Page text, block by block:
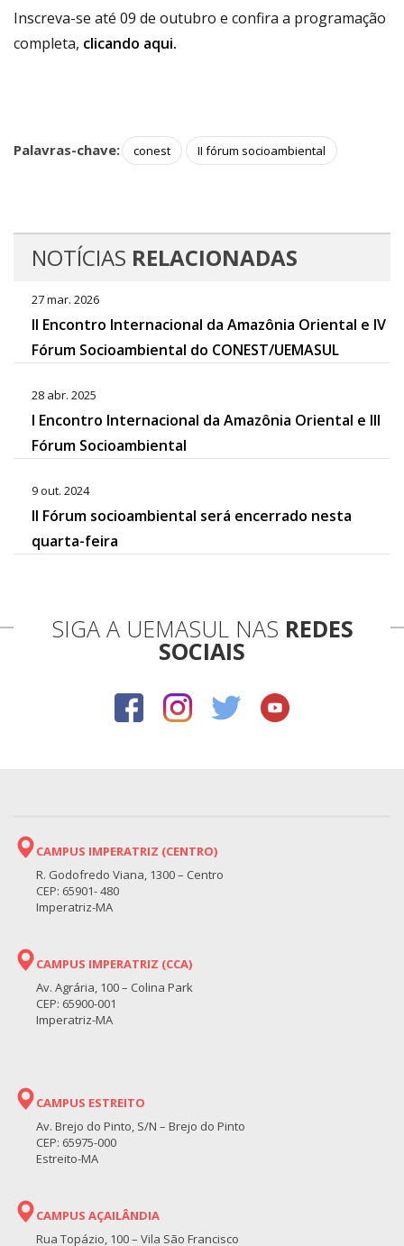
Inscreva-se até 09 de outubro e confira a programação
completa, clicando aqui.
Palavras-chave: conest II fórum socioambiental
NOTÍCIAS RELACIONADAS
27 mar. 2026
II Encontro Internacional da Amazônia Oriental e IV
Fórum Socioambiental do CONEST/UEMASUL
28 abr. 2025
I Encontro Internacional da Amazônia Oriental e III
Fórum Socioambiental
9 out. 2024
II Fórum socioambiental será encerrado nesta
quarta-feira
SIGA A UEMASUL NAS REDES
SOCIAIS
CAMPUS IMPERATRIZ (CENTRO)
R. Godofredo Viana, 1300 – Centro
CEP: 65901- 480
Imperatriz-MA
CAMPUS IMPERATRIZ (CCA)
Av. Agrária, 100 – Colina Park
CEP: 65900-001
Imperatriz-MA
CAMPUS ESTREITO
Av. Brejo do Pinto, S/N – Brejo do Pinto
CEP: 65975-000
Estreito-MA
CAMPUS AÇAILÂNDIA
Rua Topázio, 100 – Vila São Francisco